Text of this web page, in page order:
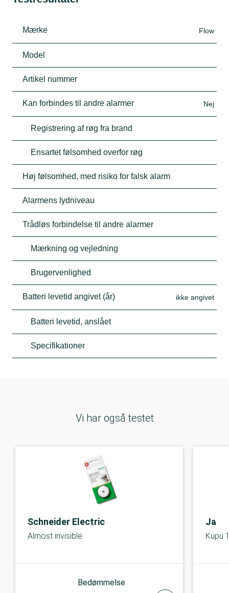
Mærke Flow
Model
Artikel nummer
Kan forbindes til andre alarmer Nej
Registrering af røg fra brand
Ensartet følsomhed overfor røg
Høj følsomhed, med risiko for falsk alarm
Alarmens lydniveau
Trådløs forbindelse til andre alarmer
Mærkning og vejledning
Brugervenlighed
Batteri levetid angivet (år) ikke angivet
Batteri levetid, anslået
Specifikationer
Vi har også testet
Schneider Electric
Almost invisible
Bedømmelse
Jalo
Kupu